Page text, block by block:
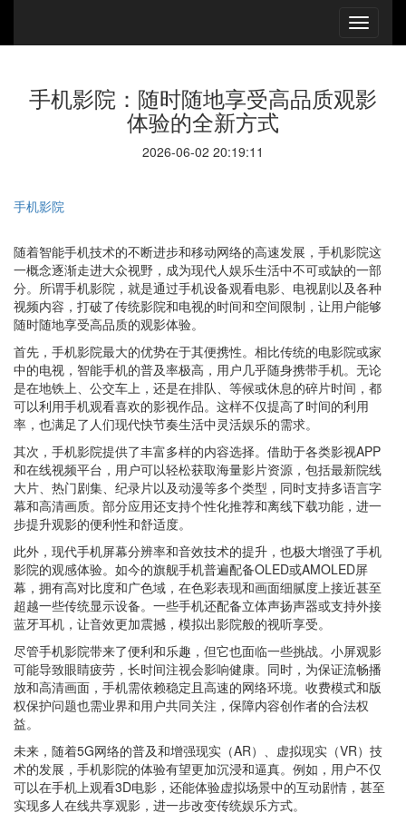
手机影院：随时随地享受高品质观影
体验的全新方式
2026-06-02 20:19:11
手机影院
随着智能手机技术的不断进步和移动网络的高速发展，手机影院这
一概念逐渐走进大众视野，成为现代人娱乐生活中不可或缺的一部
分。所谓手机影院，就是通过手机设备观看电影、电视剧以及各种
视频内容，打破了传统影院和电视的时间和空间限制，让用户能够
随时随地享受高品质的观影体验。
首先，手机影院最大的优势在于其便携性。相比传统的电影院或家
中的电视，智能手机的普及率极高，用户几乎随身携带手机。无论
是在地铁上、公交车上，还是在排队、等候或休息的碎片时间，都
可以利用手机观看喜欢的影视作品。这样不仅提高了时间的利用
率，也满足了人们现代快节奏生活中灵活娱乐的需求。
其次，手机影院提供了丰富多样的内容选择。借助于各类影视APP
和在线视频平台，用户可以轻松获取海量影片资源，包括最新院线
大片、热门剧集、纪录片以及动漫等多个类型，同时支持多语言字
幕和高清画质。部分应用还支持个性化推荐和离线下载功能，进一
步提升观影的便利性和舒适度。
此外，现代手机屏幕分辨率和音效技术的提升，也极大增强了手机
影院的观感体验。如今的旗舰手机普遍配备OLED或AMOLED屏
幕，拥有高对比度和广色域，在色彩表现和画面细腻度上接近甚至
超越一些传统显示设备。一些手机还配备立体声扬声器或支持外接
蓝牙耳机，让音效更加震撼，模拟出影院般的视听享受。
尽管手机影院带来了便利和乐趣，但它也面临一些挑战。小屏观影
可能导致眼睛疲劳，长时间注视会影响健康。同时，为保证流畅播
放和高清画面，手机需依赖稳定且高速的网络环境。收费模式和版
权保护问题也需业界和用户共同关注，保障内容创作者的合法权
益。
未来，随着5G网络的普及和增强现实（AR）、虚拟现实（VR）技
术的发展，手机影院的体验有望更加沉浸和逼真。例如，用户不仅
可以在手机上观看3D电影，还能体验虚拟场景中的互动剧情，甚至
实现多人在线共享观影，进一步改变传统娱乐方式。